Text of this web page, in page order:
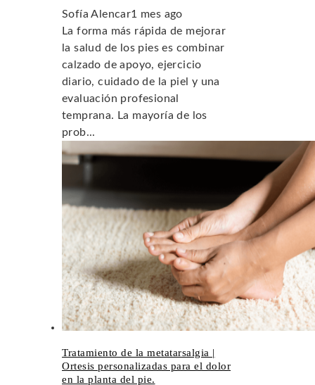
Sofía Alencar1 mes ago
La forma más rápida de mejorar
la salud de los pies es combinar
calzado de apoyo, ejercicio
diario, cuidado de la piel y una
evaluación profesional
temprana. La mayoría de los
prob...
Tratamiento de la metatarsalgia |
Ortesis personalizadas para el dolor
en la planta del pie.